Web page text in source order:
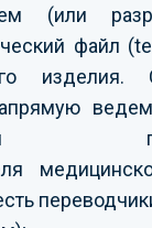
(или
файл
изделия.